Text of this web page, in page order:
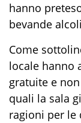
hanno
bevande
Come
locale hanno
gratuite e
quali la sala
ragioni per le